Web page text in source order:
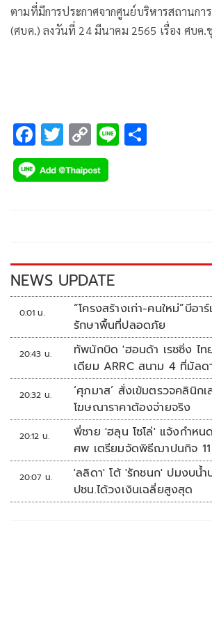
ตามที่มีการประกาศจากศูนย์บริหารสถานกา
(ศบค.) ลงวันที่ 24 มีนาคม 2565 เรื่อง ศบค.
F
ac
e
k
T
wi
tt
C
o
p
k
Li
NEWS UPDATE
0:01 น.
“โครงสร้างเก่า-คนใหม่”บีอาร์เอ็น รัฐตรึ
รักษาพื้นที่ปลอดภัย
20:43 น.
ทัพนักบิด 'ฮอนด้า เรซซิ่ง ไ
เดียม ARRC สนาม 4 ที่มัลด
20:32 น.
‘ศุภมาส’ สั่งเข้มตรวจคลินิก
โฆษณาราคาต้องจ่ายจริง
20:12 น.
พี่ชาย 'ฮลุน โซโล่' แจ้งกำหน
ศพ เตรียมจัดพิธีฌาปนกิจ
20:07 น.
'ลลิดา' โต้ 'รักชนก' ปมงบน้ำ
ปชน.ได้วงเงินเฉลี่ยสูงสุด